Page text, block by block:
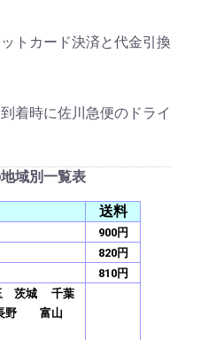
トカード決済と代金引換
着時に佐川急便のドライ
域別一覧表
送料
900円
820円
810円
茨城 千葉
野 富山